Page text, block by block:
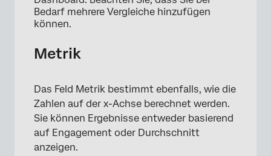
Bedarf mehrere Vergleiche hinzufügen
können.
Metrik
Das Feld Metrik bestimmt ebenfalls, wie die
Zahlen auf der x-Achse berechnet werden.
Sie können Ergebnisse entweder basierend
auf Engagement oder Durchschnitt
anzeigen.